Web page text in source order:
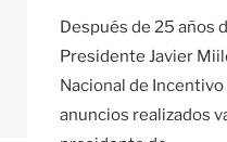
Después de 25 años
Presidente Javier
Nacional de Incentivo
anuncios realizados